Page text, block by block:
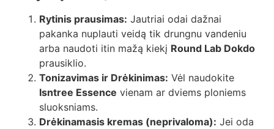
Rytinis prausimas: Jautriai odai dažnai
pakanka nuplauti veidą tik drungnu vandeniu
arba naudoti itin mažą kiekį Round Lab Dokdo
prausiklio.
Tonizavimas ir Drėkinimas: Vėl naudokite
Isntree Essence vienam ar dviems ploniems
sluoksniams.
Drėkinamasis kremas (neprivaloma): Jei oda